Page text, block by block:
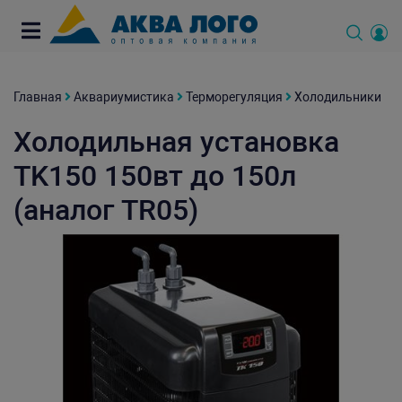
Главная Аквариумистика Терморегуляция Холодильники
Холодильная установка
TK150 150вт до 150л
(аналог TR05)